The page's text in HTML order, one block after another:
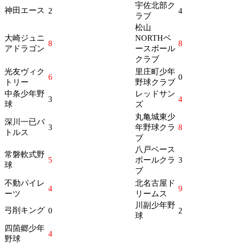
神田エース 2
宇佐北部ク
ラブ
4
大崎ジュニ
アドラゴン
8
松山
NORTHベ
ースボール
クラブ
8
光友ヴィク
トリー
6
里庄町少年
野球クラブ
0
中条少年野
球
3
レッドサン
ズ
4
深川一已バ
トルス
3
丸亀城東少
年野球クラ
ブ
8
常磐軟式野
球
5
八戸ベース
ボールクラ
ブ
3
不動パイレ
ーツ
4
北名古屋ド
リームス
9
弓削キング 0
川副少年野
球
2
四箇郷少年
野球
4